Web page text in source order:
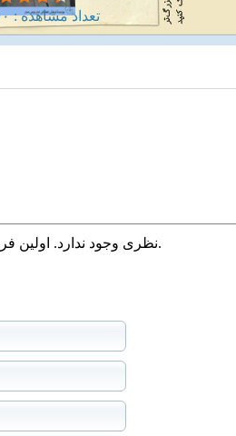
تعداد مشاهده :‌ ۲۷۶۰
نظری وجود ندارد. اولین فردی باشید که نظر می‌دهد.